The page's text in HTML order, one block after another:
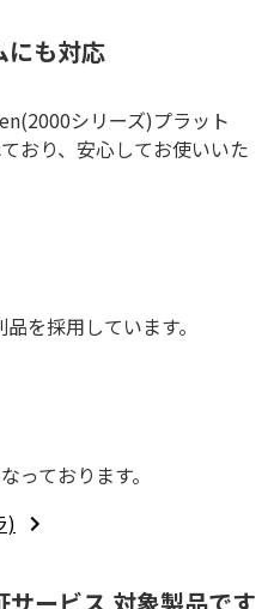
にも対応
シリーズ)プラット
おり、安心してお使いいた
を採用しています。
っております。
)